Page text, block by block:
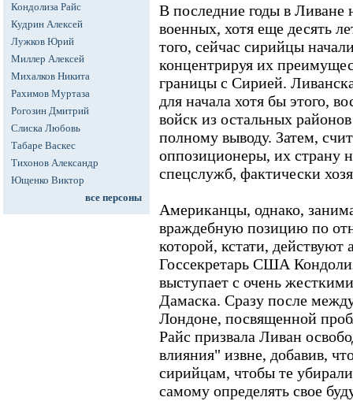
Кондолиза Райс
Кудрин Алексей
Лужков Юрий
Миллер Алексей
Михалков Никита
Рахимов Муртаза
Рогозин Дмитрий
Слиска Любовь
Табаре Васкес
Тихонов Александр
Ющенко Виктор
все персоны
В последние годы в Ливане
военных, хотя еще десять
того, сейчас сирийцы
концентрируя их
границы с Сирией.
для начала хотя бы этого,
войск из остальных
полному выводу. Затем,
оппозиционеры, их страну
спецслужб, фактически
Американцы, однако,
враждебную позицию по
которой, кстати,
Госсекретарь США
выступает с очень
Дамаска. Сразу после
Лондоне, посвященной
Райс призвала Ливан
влияния" извне, добавив,
сирийцам, чтобы те
самому определять свое